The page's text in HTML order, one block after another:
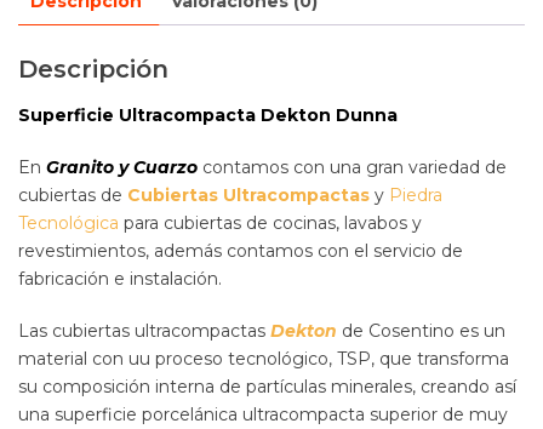
Descripción
Superficie Ultracompacta Dekton Dunna
En Granito y Cuarzo contamos con una gran variedad de
cubiertas de Cubiertas Ultracompactas y Piedra
Tecnológica para cubiertas de cocinas, lavabos y
revestimientos, además contamos con el servicio de
fabricación e instalación.
Las cubiertas ultracompactas Dekton de Cosentino es un
material con uu proceso tecnológico, TSP, que transforma
su composición interna de partículas minerales, creando así
una superficie porcelánica ultracompacta superior de muy